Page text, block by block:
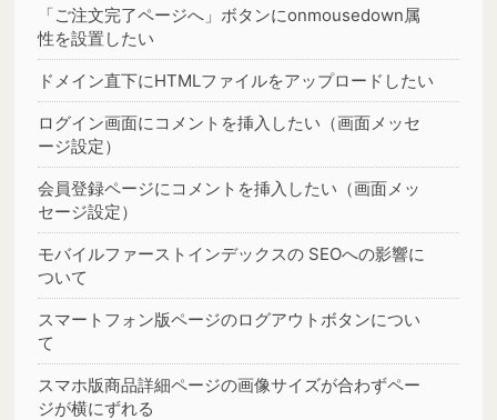
「ご注文完了ページへ」ボタンにonmousedown属
性を設置したい
ドメイン直下にHTMLファイルをアップロードしたい
ログイン画面にコメントを挿入したい（画面メッセ
ージ設定）
会員登録ページにコメントを挿入したい（画面メッ
セージ設定）
モバイルファーストインデックスの SEOへの影響に
ついて
スマートフォン版ページのログアウトボタンについ
て
スマホ版商品詳細ページの画像サイズが合わずペー
ジが横にずれる